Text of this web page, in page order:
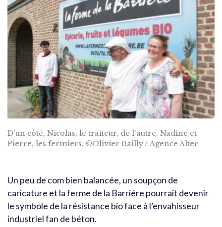
D'un côté, Nicolas, le traiteur, de l'autre, Nadine et
Pierre, les fermiers. ©Olivier Bailly / Agence Alter
Un peu de com bien balancée, un soupçon de
caricature et la ferme de la Barrière pourrait devenir
le symbole de la résistance bio face à l’envahisseur
industriel fan de béton.